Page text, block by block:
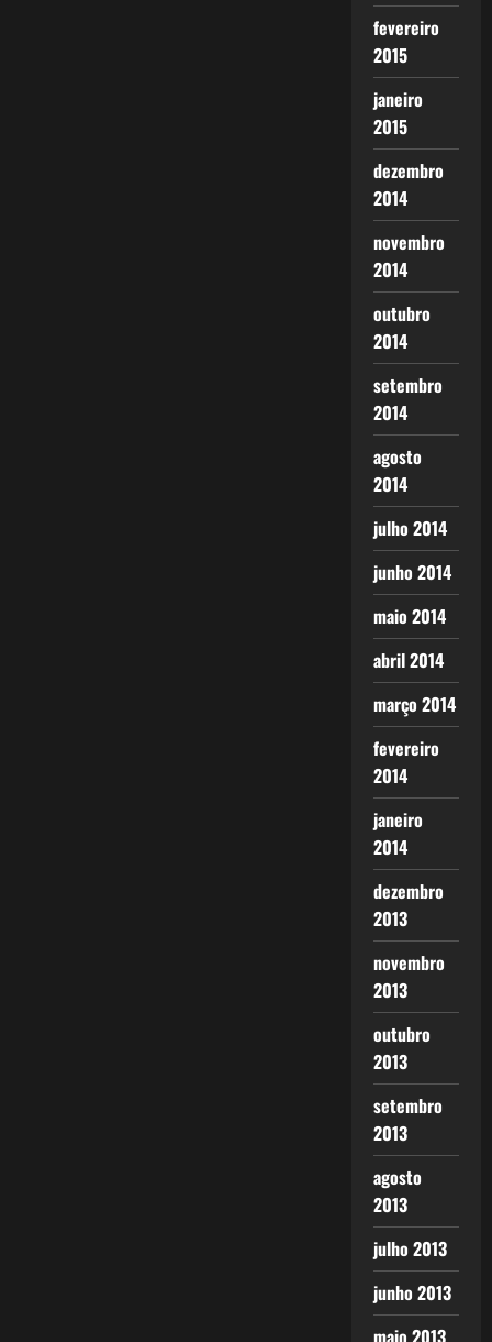
fevereiro
2015
janeiro
2015
dezembro
2014
novembro
2014
outubro
2014
setembro
2014
agosto
2014
julho 2014
junho 2014
maio 2014
abril 2014
março 2014
fevereiro
2014
janeiro
2014
dezembro
2013
novembro
2013
outubro
2013
setembro
2013
agosto
2013
julho 2013
junho 2013
maio 2013